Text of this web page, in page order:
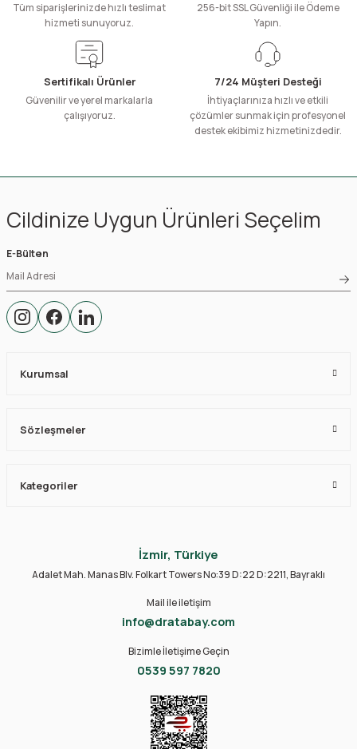
Tüm siparişlerinizde hızlı teslimat
hizmeti sunuyoruz.
256-bit SSL Güvenliği ile Ödeme
Yapın.
Sertifikalı Ürünler
Güvenilir ve yerel markalarla
çalışıyoruz.
7/24 Müşteri Desteği
İhtiyaçlarınıza hızlı ve etkili
çözümler sunmak için profesyonel
destek ekibimiz hizmetinizdedir.
Cildinize Uygun Ürünleri Seçelim
E-Bülten
Kurumsal
Sözleşmeler
Kategoriler
İzmir, Türkiye
Adalet Mah. Manas Blv. Folkart Towers No:39 D:22 D:2211, Bayraklı
Mail ile iletişim
info@dratabay.com
Bizimle İletişime Geçin
0539 597 7820